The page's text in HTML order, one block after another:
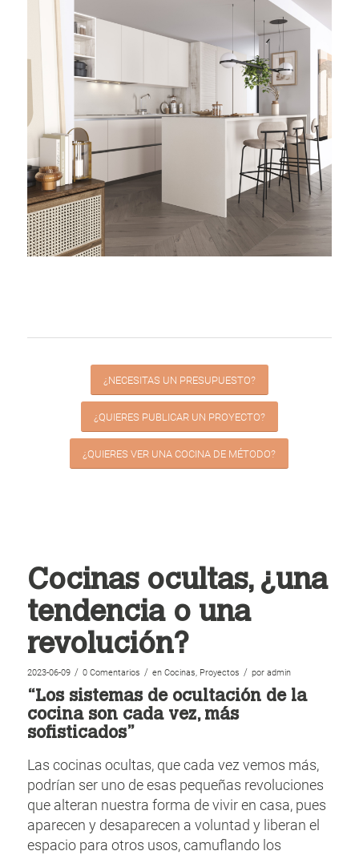
¿NECESITAS UN PRESUPUESTO?
¿QUIERES PUBLICAR UN PROYECTO?
¿QUIERES VER UNA COCINA DE MÉTODO?
Cocinas ocultas, ¿una
tendencia o una
revolución?
2023-06-09 / 0 Comentarios / en Cocinas, Proyectos / por admin
“Los sistemas de ocultación de la
cocina son cada vez, más
sofisticados”
Las cocinas ocultas, que cada vez vemos más,
podrían ser uno de esas pequeñas revoluciones
que alteran nuestra forma de vivir en casa, pues
aparecen y desaparecen a voluntad y liberan el
espacio para otros usos, camuflando los